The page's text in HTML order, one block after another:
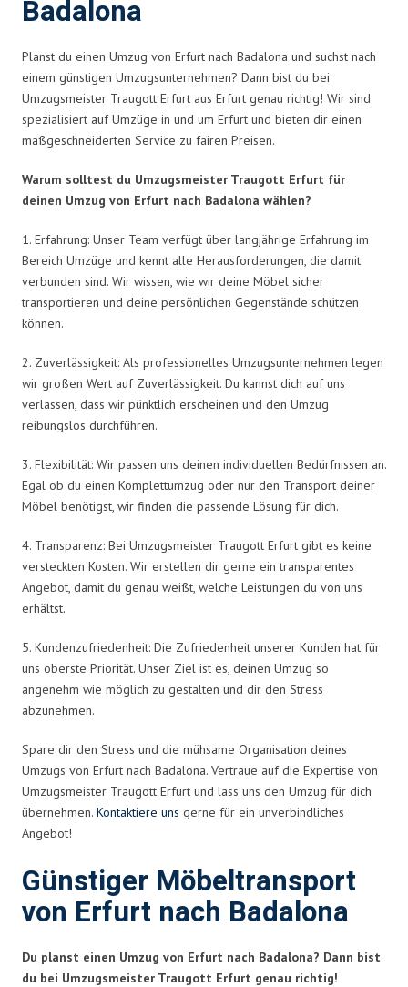
Badalona
Planst du einen Umzug von Erfurt nach Badalona und suchst nach
einem günstigen Umzugsunternehmen? Dann bist du bei
Umzugsmeister Traugott Erfurt aus Erfurt genau richtig! Wir sind
spezialisiert auf Umzüge in und um Erfurt und bieten dir einen
maßgeschneiderten Service zu fairen Preisen.
Warum solltest du Umzugsmeister Traugott Erfurt für
deinen Umzug von Erfurt nach Badalona wählen?
1. Erfahrung: Unser Team verfügt über langjährige Erfahrung im
Bereich Umzüge und kennt alle Herausforderungen, die damit
verbunden sind. Wir wissen, wie wir deine Möbel sicher
transportieren und deine persönlichen Gegenstände schützen
können.
2. Zuverlässigkeit: Als professionelles Umzugsunternehmen legen
wir großen Wert auf Zuverlässigkeit. Du kannst dich auf uns
verlassen, dass wir pünktlich erscheinen und den Umzug
reibungslos durchführen.
3. Flexibilität: Wir passen uns deinen individuellen Bedürfnissen an.
Egal ob du einen Komplettumzug oder nur den Transport deiner
Möbel benötigst, wir finden die passende Lösung für dich.
4. Transparenz: Bei Umzugsmeister Traugott Erfurt gibt es keine
versteckten Kosten. Wir erstellen dir gerne ein transparentes
Angebot, damit du genau weißt, welche Leistungen du von uns
erhältst.
5. Kundenzufriedenheit: Die Zufriedenheit unserer Kunden hat für
uns oberste Priorität. Unser Ziel ist es, deinen Umzug so
angenehm wie möglich zu gestalten und dir den Stress
abzunehmen.
Spare dir den Stress und die mühsame Organisation deines
Umzugs von Erfurt nach Badalona. Vertraue auf die Expertise von
Umzugsmeister Traugott Erfurt und lass uns den Umzug für dich
übernehmen. Kontaktiere uns gerne für ein unverbindliches
Angebot!
Günstiger Möbeltransport
von Erfurt nach Badalona
Du planst einen Umzug von Erfurt nach Badalona? Dann bist
du bei Umzugsmeister Traugott Erfurt genau richtig!